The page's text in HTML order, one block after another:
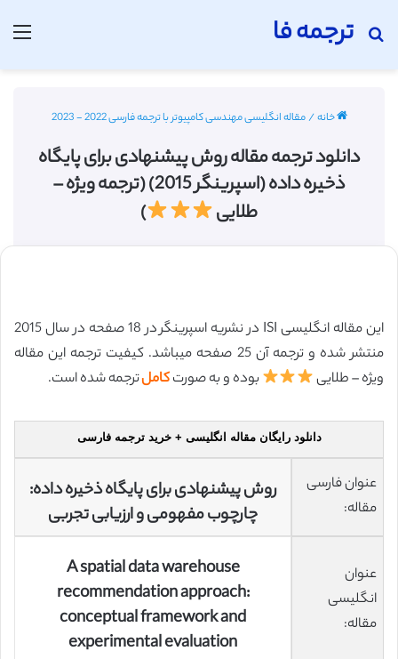
ترجمه فا
جستجو برای
خانه/مقاله انگلیسی مهندسی کامپیوتر با ترجمه فارسی 2022 - 2023
دانلود ترجمه مقاله روش پیشنهادی برای پایگاه
ذخیره داده (اسپرینگر 2015) (ترجمه ویژه –
طلایی
)
این مقاله انگلیسی ISI در نشریه اسپرینگر در 18 صفحه در سال 2015
منتشر شده و ترجمه آن 25 صفحه میباشد. کیفیت ترجمه این مقاله
ویژه – طلایی
بوده و به صورتکاملترجمه شده است.
دانلود رایگان مقاله انگلیسی + خرید ترجمه فارسی
عنوان فارسی
مقاله:
روش پیشنهادی برای پایگاه ذخیره داده:
چارچوب مفهومی و ارزیابی تجربی
عنوان
انگلیسی
مقاله:
A spatial data warehouse
recommendation approach:
conceptual framework and
experimental evaluation